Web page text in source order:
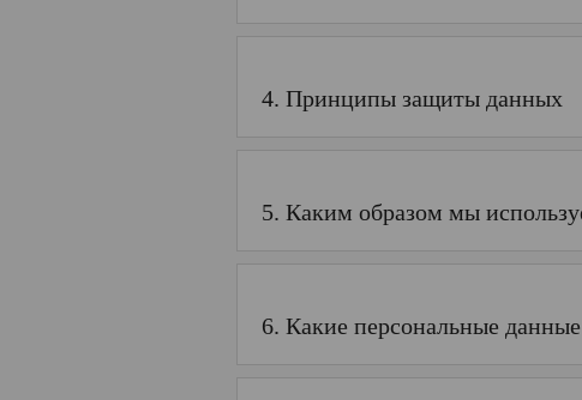
4. Принципы защиты данных
5. Каким образом мы
6. Какие персональные